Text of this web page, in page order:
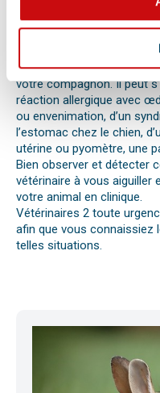
vomissements,
perte d’appétit soudaine
votre chat, chien ou autre
Différentes causes
votre compagnon. Il peut
réaction allergique avec
ou envenimation, d’un
l’estomac chez le chien,
utérine ou pyomètre, une
Bien observer et détecter
vétérinaire à vous aiguiller
votre animal en clinique.
Vétérinaires 2 toute
afin que vous connaissiez
telles situations.